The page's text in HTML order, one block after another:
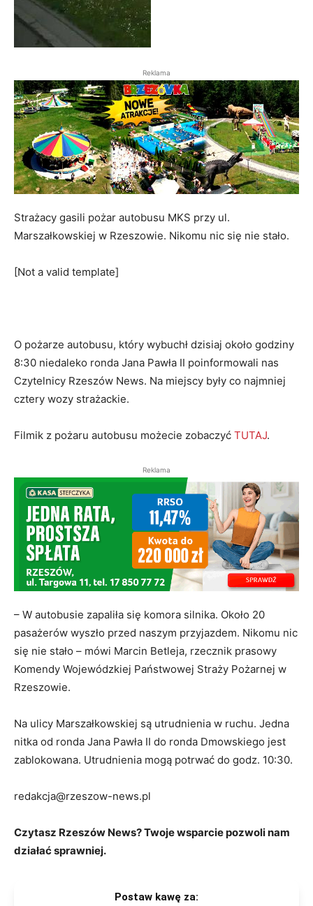
Reklama
Strażacy gasili pożar autobusu MKS przy ul.
Marszałkowskiej w Rzeszowie. Nikomu nic się nie stało.
[Not a valid template]
O pożarze autobusu, który wybuchł dzisiaj około godziny
8:30 niedaleko ronda Jana Pawła II poinformowali nas
Czytelnicy Rzeszów News. Na miejscy były co najmniej
cztery wozy strażackie.
Filmik z pożaru autobusu możecie zobaczyć TUTAJ.
Reklama
– W autobusie zapaliła się komora silnika. Około 20
pasażerów wyszło przed naszym przyjazdem. Nikomu nic
się nie stało – mówi Marcin Betleja, rzecznik prasowy
Komendy Wojewódzkiej Państwowej Straży Pożarnej w
Rzeszowie.
Na ulicy Marszałkowskiej są utrudnienia w ruchu. Jedna
nitka od ronda Jana Pawła II do ronda Dmowskiego jest
zablokowana. Utrudnienia mogą potrwać do godz. 10:30.
redakcja@rzeszow-news.pl
Czytasz Rzeszów News? Twoje wsparcie pozwoli nam
działać sprawniej.
Postaw kawę za: